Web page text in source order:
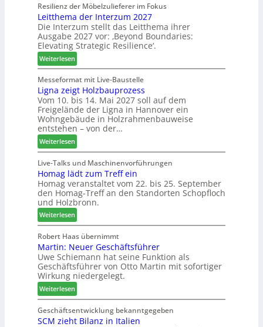
S
o
r
t
i
m
e
n
t
n
u
n
g
e
n
f
ü
r
P
l
a
n
t
a
g
m
e
l
l
o
-
F
r
ä
s
e
r
u
n
d
-
V
e
r
b
i
n
d
e
r
Resilienz der Möbelzulieferer im Fokus
Leitthema der Interzum 2027
Die Interzum stellt das Leitthema ihrer
Ausgabe 2027 vor: ‚Beyond Boundaries:
Elevating Strategic Resilience‘.
Weiterlesen:
L
e
i
t
t
h
e
m
a
d
e
r
I
n
t
e
r
z
u
m
2
0
2
7
Messeformat mit Live-Baustelle
Ligna zeigt Holzbauprozess
Vom 10. bis 14. Mai 2027 soll auf dem
Freigelände der Ligna in Hannover ein
Wohngebäude in Holzrahmenbauweise
entstehen – von der…
Weiterlesen:
L
i
g
n
a
z
e
i
g
t
H
o
l
z
b
a
u
Live-Talks und Maschinenvorführungen
Homag lädt zum Treff ein
Homag veranstaltet vom 22. bis 25. September
den Homag-Treff an den Standorten Schopfloch
und Holzbronn.
Weiterlesen:
H
o
m
a
g
l
ä
d
t
z
Robert Haas übernimmt
Martin: Neuer Geschäftsführer
Uwe Schiemann hat seine Funktion als
Geschäftsführer von Otto Martin mit sofortiger
Wirkung niedergelegt.
Weiterlesen:
M
a
r
Geschäftsentwicklung bekanntgegeben
SCM zieht Bilanz in Italien